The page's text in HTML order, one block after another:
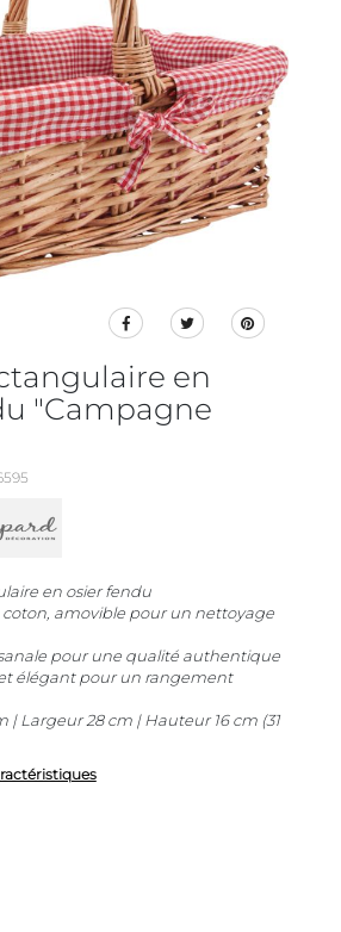
en
"Campagne
en osier fendu
coton, amovible pour un nettoyage
pour une qualité authentique
élégant pour un rangement
| Largeur 28 cm | Hauteur 16 cm (31